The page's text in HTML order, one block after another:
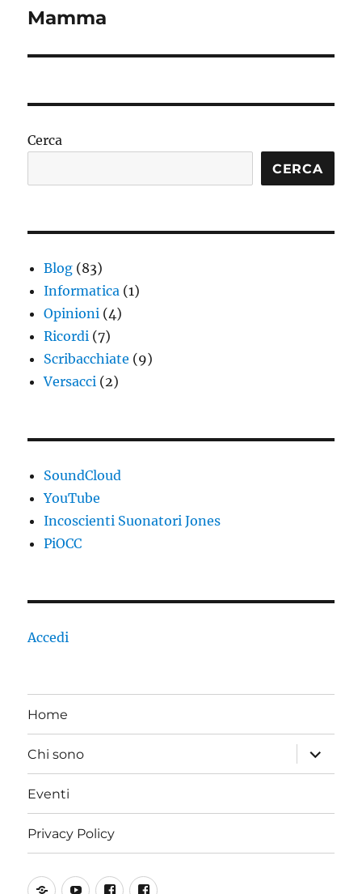
Articolo
Mamma
Cerca
CERCA
Blog (83)
Informatica (1)
Opinioni (4)
Ricordi (7)
Scribacchiate (9)
Versacci (2)
SoundCloud
YouTube
Incoscienti Suonatori Jones
PiOCC
Accedi
Home
Chi sono
apri
i
menu
Eventi
Privacy Policy
SoundCloud
YouTubeIncoscienti
PiOCC